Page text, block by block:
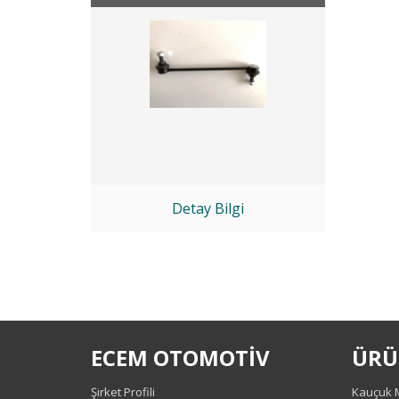
Detay Bilgi
ECEM OTOMOTİV
Şirket Profili Kauçuk